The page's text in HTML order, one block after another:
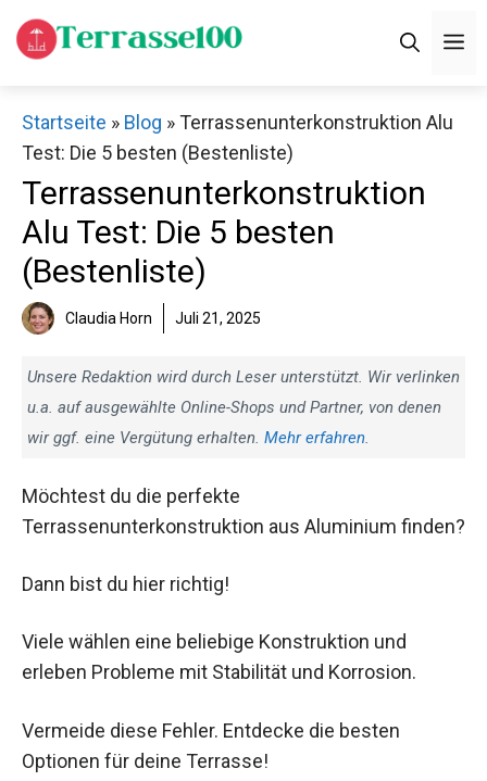
Zum
Inhalt
Startseite » Blog »Terrassenunterkonstruktion Alu
Test: Die 5 besten (Bestenliste)
Terrassenunterkonstruktion
Alu Test: Die 5 besten
(Bestenliste)
Claudia Horn Juli 21, 2025
Unsere Redaktion wird durch Leser unterstützt. Wir verlinken
u.a. auf ausgewählte Online-Shops und Partner, von denen
wir ggf. eine Vergütung erhalten. Mehr erfahren.
Möchtest du die perfekte
Terrassenunterkonstruktion aus Aluminium finden?
Dann bist du hier richtig!
Viele wählen eine beliebige Konstruktion und
erleben Probleme mit Stabilität und Korrosion.
Vermeide diese Fehler. Entdecke die besten
Optionen für deine Terrasse!